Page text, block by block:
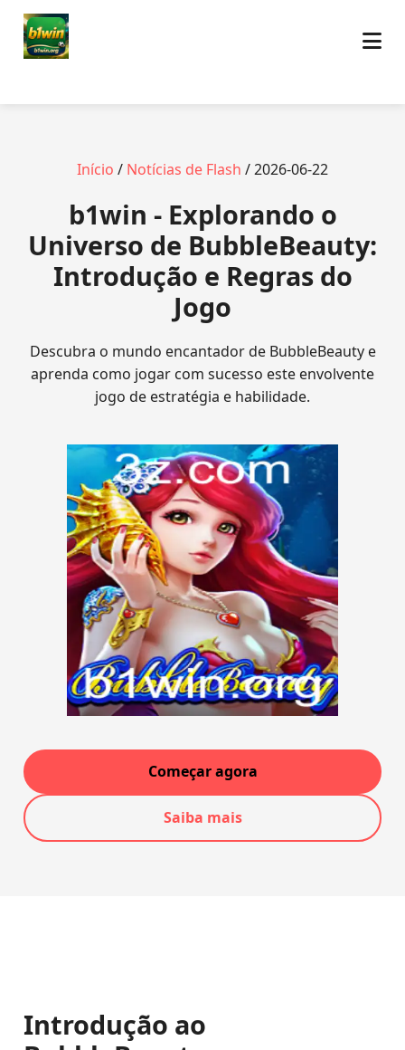
Início / Notícias de Flash / 2026-06-22
b1win - Explorando o
Universo de BubbleBeauty:
Introdução e Regras do
Jogo
Descubra o mundo encantador de BubbleBeauty e
aprenda como jogar com sucesso este envolvente
jogo de estratégia e habilidade.
Começar agora
Saiba mais
Introdução ao